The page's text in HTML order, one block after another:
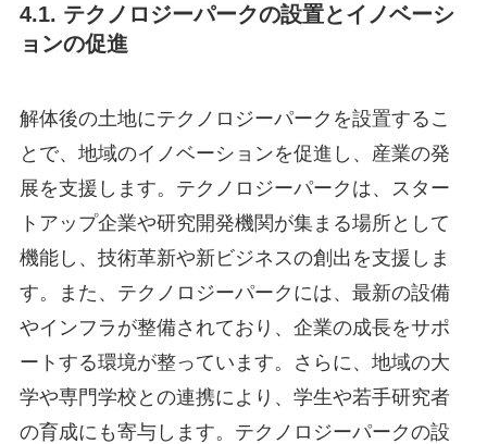
4.1. テクノロジーパークの設置とイノベーシ
ョンの促進
解体後の土地にテクノロジーパークを設置するこ
とで、地域のイノベーションを促進し、産業の発
展を支援します。テクノロジーパークは、スター
トアップ企業や研究開発機関が集まる場所として
機能し、技術革新や新ビジネスの創出を支援しま
す。また、テクノロジーパークには、最新の設備
やインフラが整備されており、企業の成長をサポ
ートする環境が整っています。さらに、地域の大
学や専門学校との連携により、学生や若手研究者
の育成にも寄与します。テクノロジーパークの設